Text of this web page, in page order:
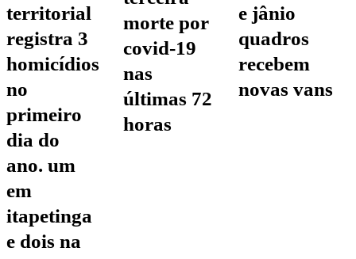
territorial
registra 3
homicídios
no
primeiro
dia do
ano. um
em
itapetinga
e dois na
morte por
covid-19
nas
últimas 72
horas
e jânio
quadros
recebem
novas vans